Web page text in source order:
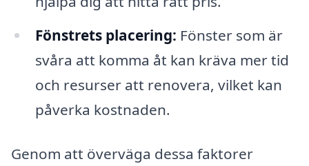
Fönstrets placering: Fönster som är
svåra att komma åt kan kräva mer tid
och resurser att renovera, vilket kan
påverka kostnaden.
Genom att överväga dessa faktorer